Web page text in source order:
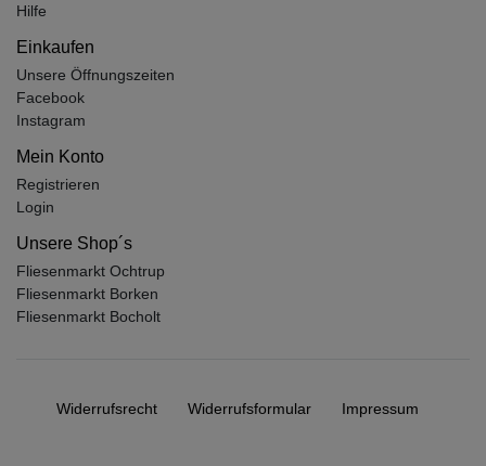
Hilfe
Einkaufen
Unsere Öffnungszeiten
Facebook
Instagram
Mein Konto
Registrieren
Login
Unsere Shop´s
Fliesenmarkt Ochtrup
Fliesenmarkt Borken
Fliesenmarkt Bocholt
Widerrufs­recht Widerrufs­formular Impressum